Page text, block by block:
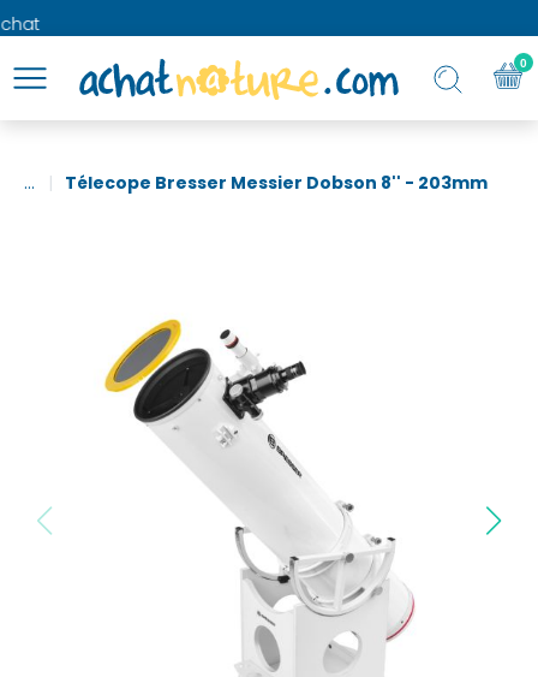
... Télecope Bresser Messier Dobson 8'' - 203mm
0